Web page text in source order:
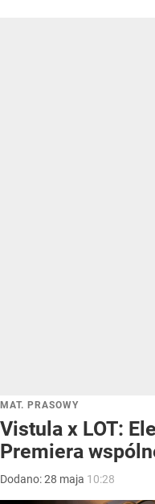
MAT. PRASOWY
Vistula x LOT:
Premiera
Dodano:28 maja 10:28